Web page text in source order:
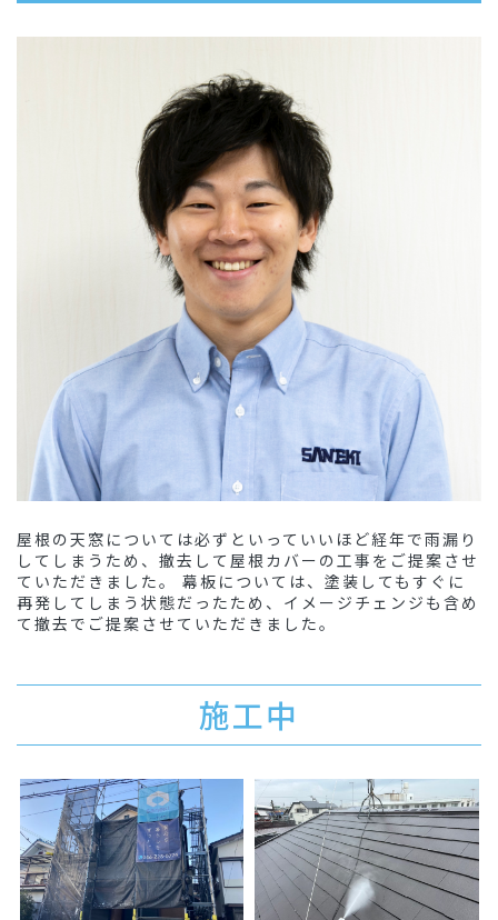
屋根の天窓については必ずといっていいほど経年で雨漏り
してしまうため、撤去して屋根カバーの工事をご提案させ
ていただきました。 幕板については、塗装してもすぐに
再発してしまう状態だったため、イメージチェンジも含め
て撤去でご提案させていただきました。
施工中